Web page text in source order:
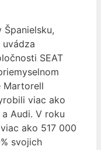
Španielsku,
SEAT
Martorell
viac ako
Audi. V roku
ako 517 000
svojich